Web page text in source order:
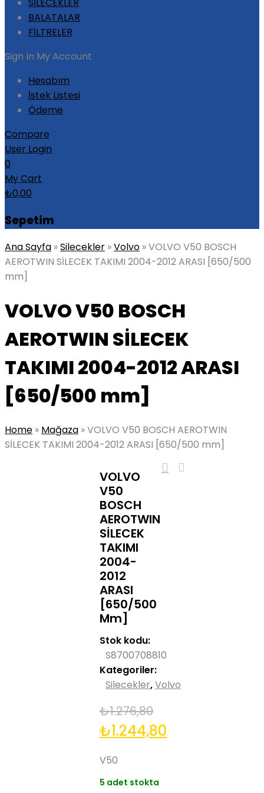
BALATALAR
FİLTRELER
Sign In My Account
Hesabım
İstek Listesi
Ödeme
Compare
User Login
0
My Cart
₺0,00
Sepetim
Ana Sayfa »Silecekler »Volvo »VOLVO V50 BOSCH
AEROTWIN SİLECEK TAKIMI 2004-2012 ARASI [650/500
mm]
VOLVO V50 BOSCH
AEROTWIN SİLECEK
TAKIMI 2004-2012 ARASI
[650/500 mm]
Home » Mağaza »VOLVO V50 BOSCH AEROTWIN
SİLECEK TAKIMI 2004-2012 ARASI [650/500 mm]
VOLVO
V50
BOSCH
AEROTWIN
SİLECEK
TAKIMI
2004-
2012
ARASI
[650/500
Mm]
Stok kodu:
S8700708810
Kategoriler:
Silecekler,Volvo
₺1.276,80
Orijinal
₺1.244,80
V50
5 adet stokta